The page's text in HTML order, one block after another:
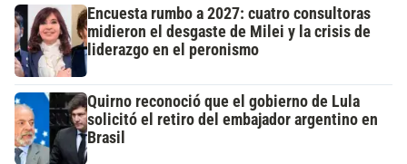
Encuesta rumbo a 2027: cuatro consultoras
midieron el desgaste de Milei y la crisis de
liderazgo en el peronismo
Quirno reconoció que el gobierno de Lula
solicitó el retiro del embajador argentino en
Brasil